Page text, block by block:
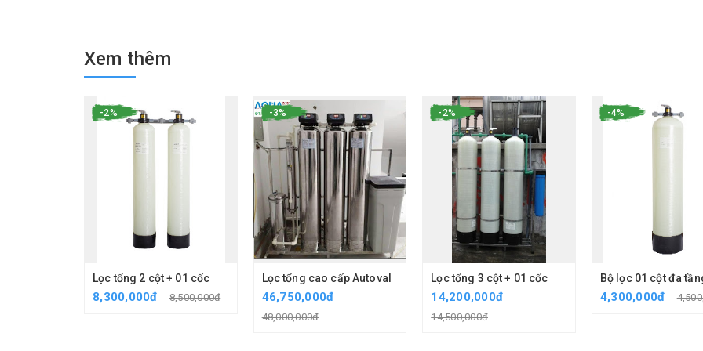
Xem thêm
-2%
Lọc tổng 2 cột + 01 cốc
8,300,000đ 8,500,000đ
-3%
Lọc tổng cao cấp Autoval
46,750,000đ
48,000,000đ
-2%
Lọc tổng 3 cột + 01 cốc
14,200,000đ
14,500,000đ
-4%
4,300,000đ